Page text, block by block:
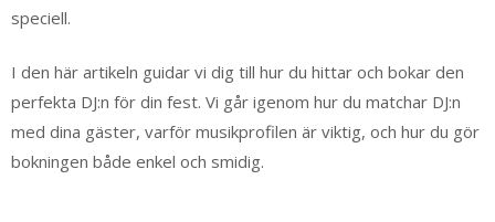
speciell.
I den här artikeln guidar vi dig till hur du hittar och bokar den
perfekta DJ:n för din fest. Vi går igenom hur du matchar DJ:n
med dina gäster, varför musikprofilen är viktig, och hur du gör
bokningen både enkel och smidig.